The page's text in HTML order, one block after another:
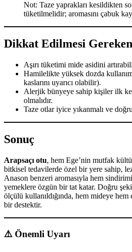
Not: Taze yaprakları kesildikten
tüketilmelidir; aromasını çabuk
Dikkat Edilmesi
Aşırı tüketimi mide asidini
Hamilelikte yüksek dozda
kaslarını uyarıcı olabilir).
Alerjik bünyeye sahip kişiler ilk
olmalıdır.
Taze otlar iyice yıkanmalı ve
Sonuç
Arapsaçı otu, hem Ege’nin mutfak
bitkisel tedavilerde özel bir yere sahip,
Anason benzeri aromasıyla hem
yemeklere özgün bir tat katar. Doğru
ölçülü kullanıldığında, hem mideye hem
bir destektir.
⚠️ Önemli Uyarı